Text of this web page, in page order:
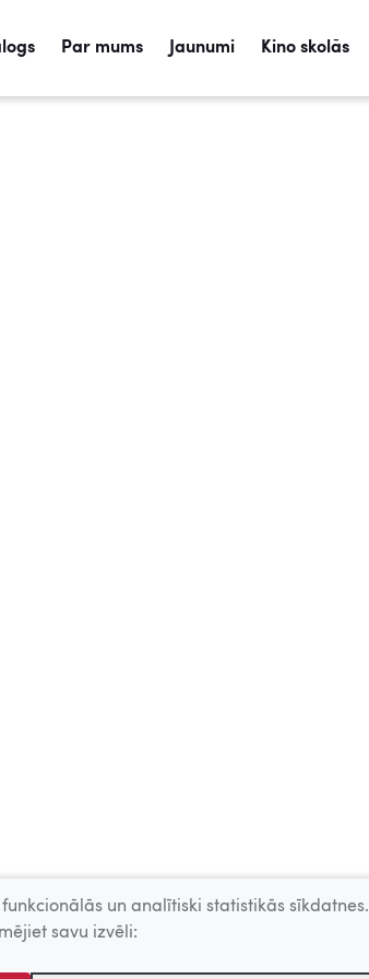
Par mums Jaunumi Kino skolās
un analītiski statistikās sīkdatnes.
savu izvēli: